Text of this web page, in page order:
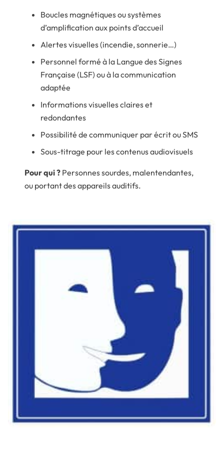
Boucles magnétiques ou systèmes
d’amplification aux points d’accueil
Alertes visuelles (incendie, sonnerie…)
Personnel formé à la Langue des Signes
Française (LSF) ou à la communication
adaptée
Informations visuelles claires et
redondantes
Possibilité de communiquer par écrit ou SMS
Sous-titrage pour les contenus audiovisuels
Pour qui ? Personnes sourdes, malentendantes,
ou portant des appareils auditifs.